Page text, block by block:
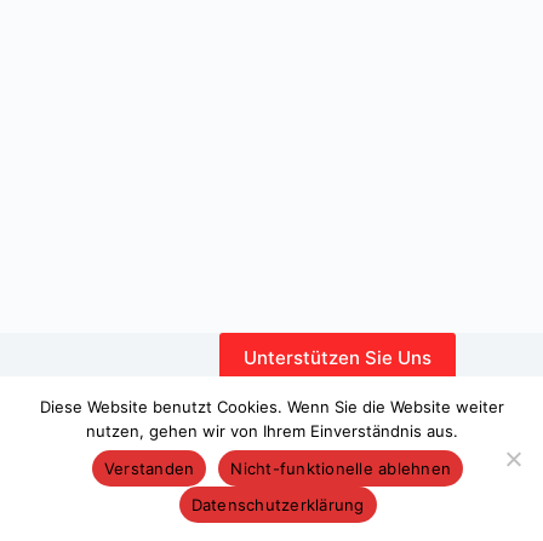
Unterstützen Sie Uns
Copyright © 2026 – WordPress-Theme von
Diese Website benutzt Cookies. Wenn Sie die Website weiter
nutzen, gehen wir von Ihrem Einverständnis aus.
Verstanden
Nicht-funktionelle ablehnen
Datenschutzerklärung